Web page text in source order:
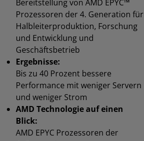
Bereitstellung von AMD EPYC™
Prozessoren der 4. Generation für
Halbleiterproduktion, Forschung
und Entwicklung und
Geschäftsbetrieb
Ergebnisse:
Bis zu 40 Prozent bessere
Performance mit weniger Servern
und weniger Strom
AMD Technologie auf einen
Blick:
AMD EPYC Prozessoren der